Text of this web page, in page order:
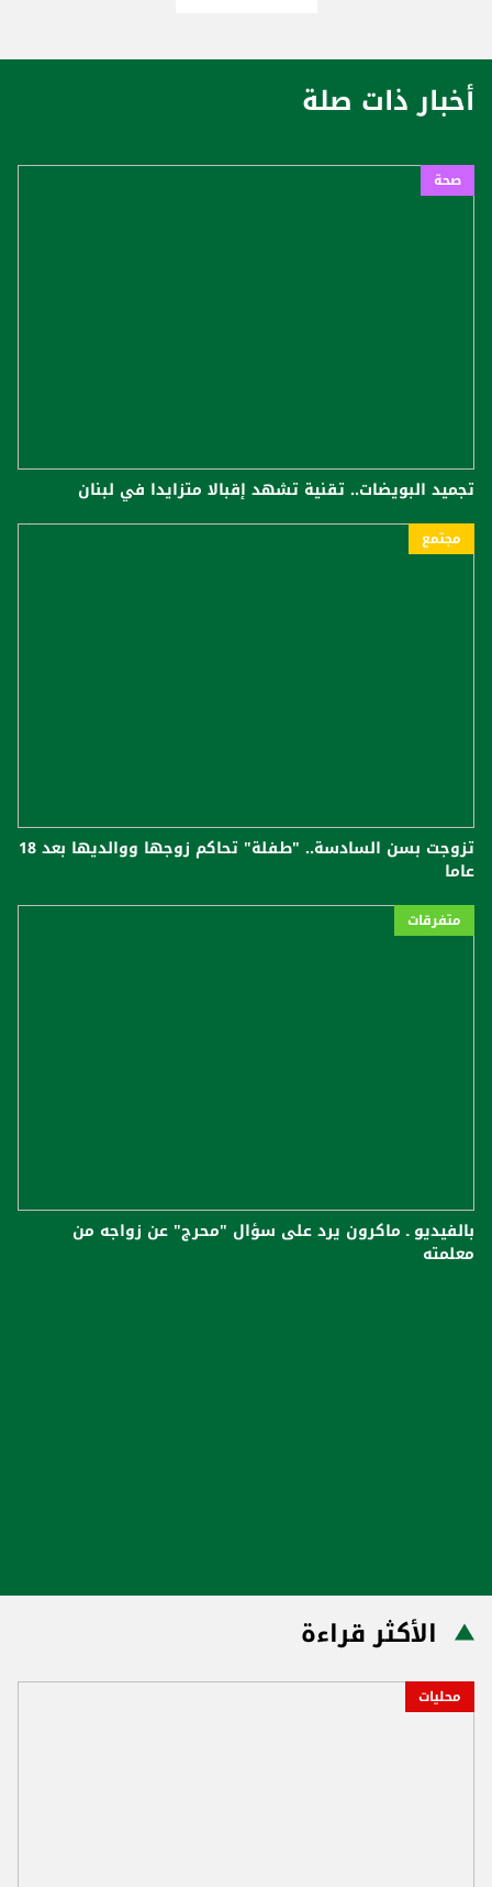
أخبار ذات صلة
صحة
تجميد البويضات.. تقنية تشهد إقبالا متزايدا في لبنان
مجتمع
تزوجت بسن السادسة.. "طفلة" تحاكم زوجها ووالديها بعد 18
عاما
متفرقات
بالفيديو ـ ماكرون يرد على سؤال "محرج" عن زواجه من
معلمته
الأكثر قراءة
محليات